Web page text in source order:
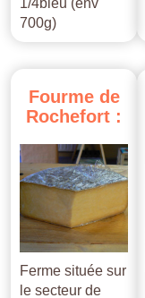
1/4bleu (env
700g)
Fourme de
Rochefort :
Ferme située sur
le secteur de